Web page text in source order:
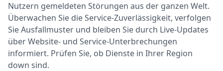
Nutzern gemeldeten Störungen aus der ganzen Welt.
Überwachen Sie die Service-Zuverlässigkeit, verfolgen
Sie Ausfallmuster und bleiben Sie durch Live-Updates
über Website- und Service-Unterbrechungen
informiert. Prüfen Sie, ob Dienste in Ihrer Region
down sind.